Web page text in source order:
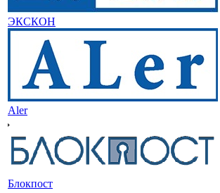
ЭКСКОН
Aler
Блокпост